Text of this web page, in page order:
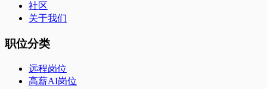
社区
关于我们
职位分类
远程岗位
高薪AI岗位